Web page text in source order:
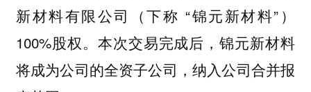
新材料有限公司（下称 “锦元新材料”）
100%股权。本次交易完成后，锦元新材料
将成为公司的全资子公司，纳入公司合并报